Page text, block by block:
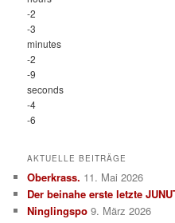
-2
-3
minutes
-2
-9
seconds
-4
-6
AKTUELLE BEITRÄGE
Oberkrass. 11. Mai 2026
Der beinahe erste letzte
Ninglingspo 9. März 2026